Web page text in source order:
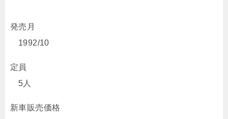
発売月
1992/10
定員
5人
新車販売価格